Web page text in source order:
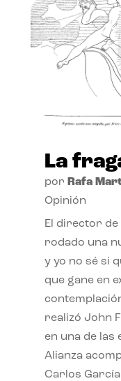
La
por Rafa
Opinión
El director
rodado una
y yo no sé si
que gane en
realizó John
en una de las
Alianza
Carlos García